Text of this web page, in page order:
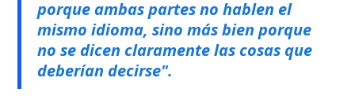
porque ambas partes no hablen el
mismo idioma, sino más bien porque
no se dicen claramente las cosas que
deberían decirse".